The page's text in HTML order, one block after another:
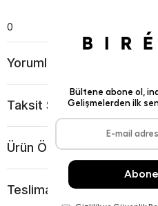
0
Yorumlar
Taksit Seçenekleri
Ürün Önerileri
Teslimat Ve İade Koşulları